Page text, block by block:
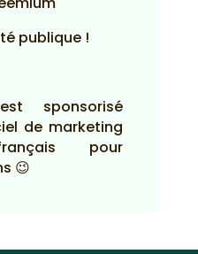
publique !
sponsorisé
de marketing
pour
😉